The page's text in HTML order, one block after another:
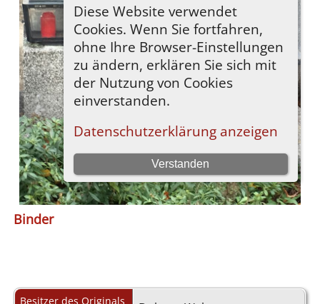
Binder
Besitzer des Originals